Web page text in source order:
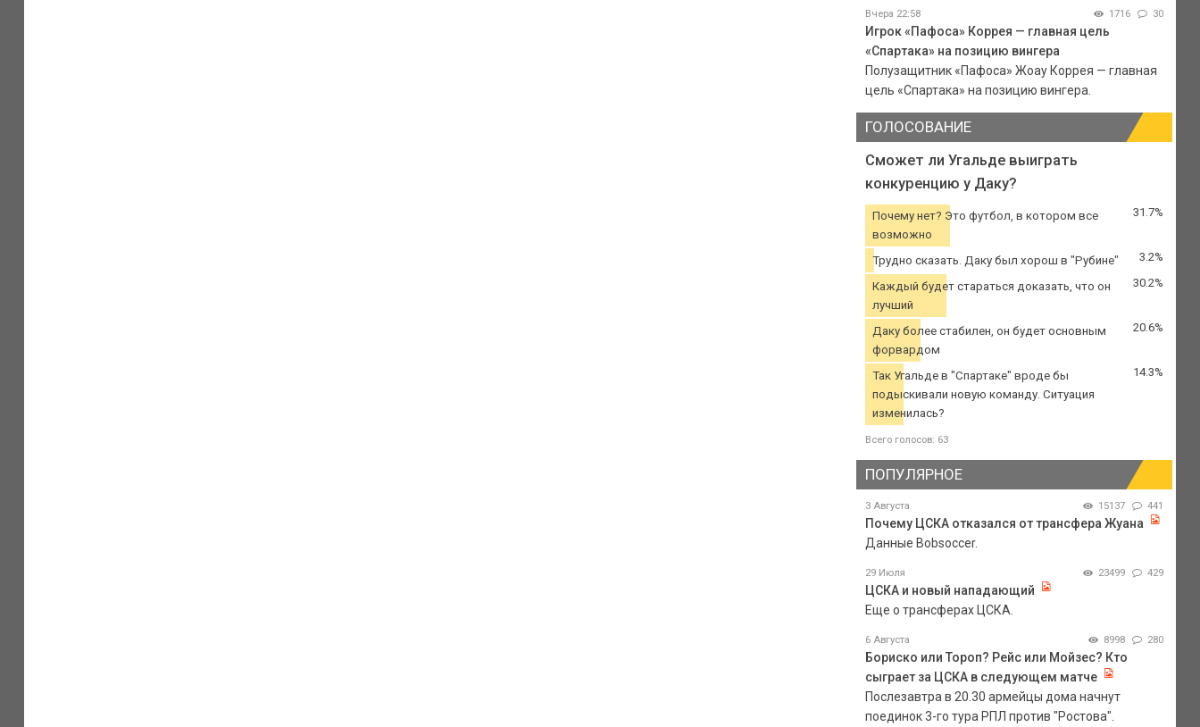
Вчера 22:58 1716 30
Игрок «Пафоса» Коррея — главная цель
«Спартака» на позицию вингера
Полузащитник «Пафоса» Жоау Коррея — главная
цель «Спартака» на позицию вингера.
ГОЛОСОВАНИЕ
Сможет ли Угальде выиграть
конкуренцию у Даку?
Почему нет? Это футбол, в котором все
возможно
31.7%
Трудно сказать. Даку был хорош в "Рубине" 3.2%
Каждый будет стараться доказать, что он
лучший
30.2%
Даку более стабилен, он будет основным
форвардом
20.6%
Так Угальде в "Спартаке" вроде бы
подыскивали новую команду. Ситуация
изменилась?
14.3%
Всего голосов: 63
ПОПУЛЯРНОЕ
3 Августа 15137 441
Почему ЦСКА отказался от трансфера Жуана
Данные Bobsoccer.
29 Июля 23499 429
ЦСКА и новый нападающий
Еще о трансферах ЦСКА.
6 Августа 8998 280
Бориско или Тороп? Рейс или Мойзес? Кто
сыграет за ЦСКА в следующем матче
Послезавтра в 20.30 армейцы дома начнут
поединок 3-го тура РПЛ против "Ростова".